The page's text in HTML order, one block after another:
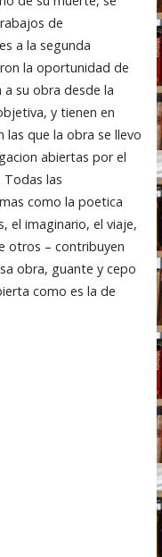
de
a la segunda
la oportunidad de
a su obra desde la
y tienen en
las que la obra se llevo
abiertas por el
Todas las
como la poetica
el imaginario, el viaje,
otros – contribuyen
obra, guante y cepo
como es la de